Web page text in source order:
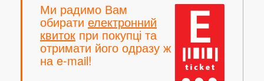
Ми радимо Вам
обирати електронний
квиток при покупці та
отримати його одразу ж
на e-mail!